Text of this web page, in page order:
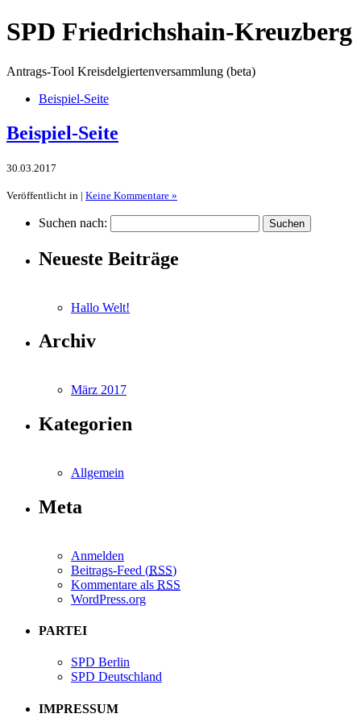
SPD Friedrichshain-Kreuzberg
Antrags-Tool Kreisdelgiertenversammlung (beta)
Beispiel-Seite
Beispiel-Seite
30.03.2017
Veröffentlicht in | Keine Kommentare »
Suchen nach:
Neueste Beiträge
Hallo Welt!
Archiv
März 2017
Kategorien
Allgemein
Meta
Anmelden
Beitrags-Feed (RSS)
Kommentare als RSS
WordPress.org
PARTEI
SPD Berlin
SPD Deutschland
IMPRESSUM